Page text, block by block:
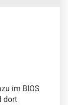
im BIOS
dort